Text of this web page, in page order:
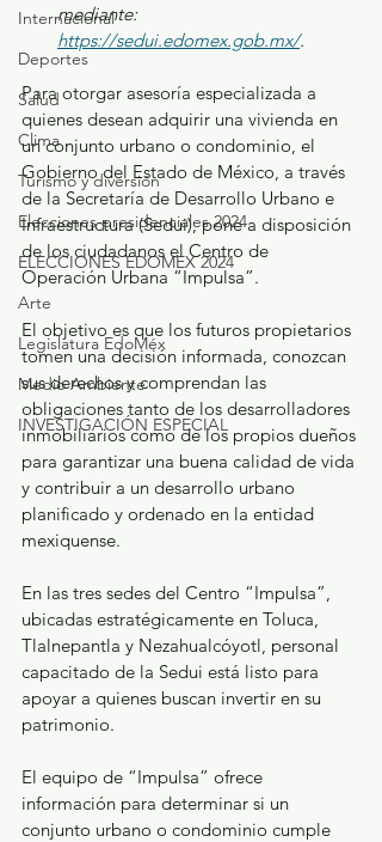
Internacional
Deportes
Salud
Clima
Turismo y diversión
Elecciones presidenciales 2024
ELECCIONES EDOMEX 2024
Arte
Legislatura EdoMéx
Medio Ambiente
INVESTIGACIÓN ESPECIAL
mediante:
https://sedui.edomex.gob.mx/.
Para otorgar asesoría especializada a
quienes desean adquirir una vivienda en
un conjunto urbano o condominio, el
Gobierno del Estado de México, a través
de la Secretaría de Desarrollo Urbano e
Infraestructura (Sedui), pone a disposición
de los ciudadanos el Centro de
Operación Urbana “Impulsa”.
El objetivo es que los futuros propietarios
tomen una decisión informada, conozcan
sus derechos y comprendan las
obligaciones tanto de los desarrolladores
inmobiliarios como de los propios dueños
para garantizar una buena calidad de vida
y contribuir a un desarrollo urbano
planificado y ordenado en la entidad
mexiquense.
En las tres sedes del Centro “Impulsa”,
ubicadas estratégicamente en Toluca,
Tlalnepantla y Nezahualcóyotl, personal
capacitado de la Sedui está listo para
apoyar a quienes buscan invertir en su
patrimonio.
El equipo de “Impulsa” ofrece
información para determinar si un
conjunto urbano o condominio cumple